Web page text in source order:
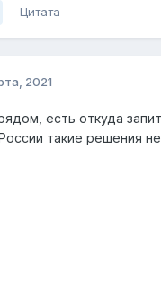
Цитата
2021
есть откуда
такие решения